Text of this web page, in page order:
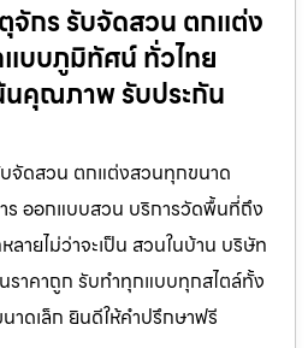
กร รับจัดสวน ตกแต่ง
บบภูมิทัศน์ ทั่วไทย
นคุณภาพ รับประกัน
จัดสวน ตกแต่งสวนทุกขนาด
ออกแบบสวน บริการวัดพื้นที่ถึง
ายไม่ว่าจะเป็น สวนในบ้าน บริษัท
ราคาถูก รับทำทุกแบบทุกสไตล์ทั้ง
ดเล็ก ยินดีให้คำปรึกษาฟรี